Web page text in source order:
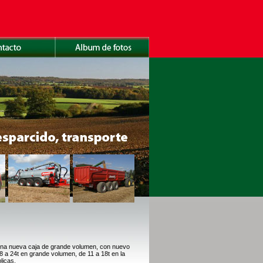
nueva caja de grande volumen, con nuevo
24t en grande volumen, de 11 a 18t en la